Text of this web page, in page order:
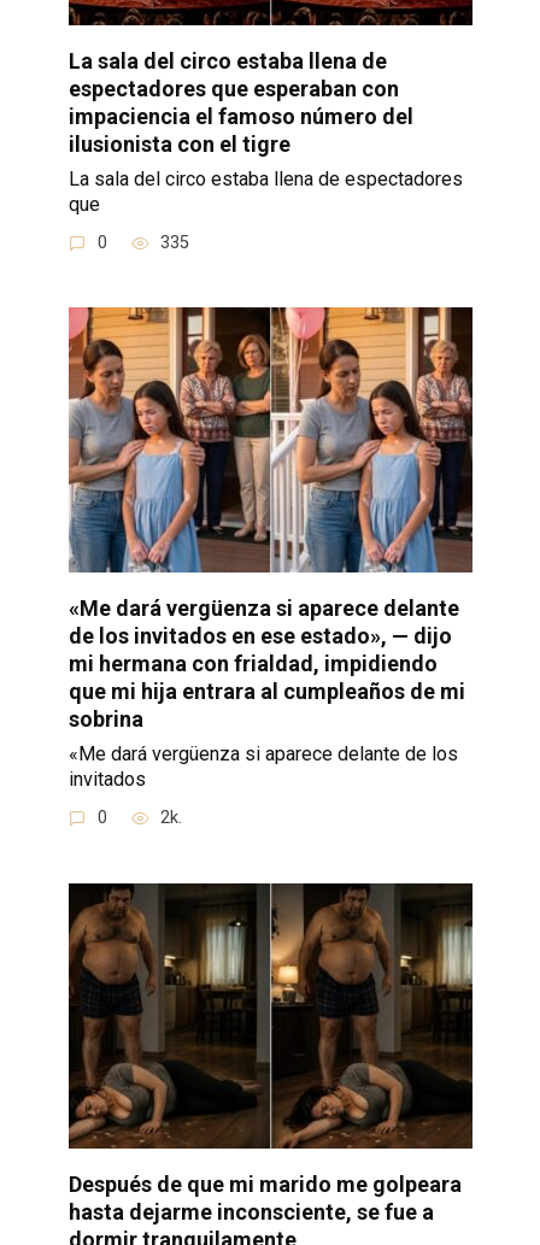
La sala del circo estaba llena de
espectadores que esperaban con
impaciencia el famoso número del
ilusionista con el tigre
La sala del circo estaba llena de espectadores
que
0 335
«Me dará vergüenza si aparece delante
de los invitados en ese estado», — dijo
mi hermana con frialdad, impidiendo
que mi hija entrara al cumpleaños de mi
sobrina
«Me dará vergüenza si aparece delante de los
invitados
0 2k.
Después de que mi marido me golpeara
hasta dejarme inconsciente, se fue a
dormir tranquilamente